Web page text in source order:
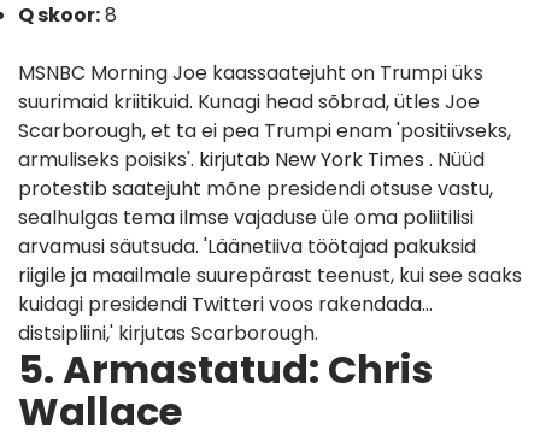
Q skoor:8
MSNBC Morning Joe kaassaatejuht on Trumpi üks
suurimaid kriitikuid. Kunagi head sõbrad, ütles Joe
Scarborough, et ta ei pea Trumpi enam 'positiivseks,
armuliseks poisiks'. kirjutab New York Times . Nüüd
protestib saatejuht mõne presidendi otsuse vastu,
sealhulgas tema ilmse vajaduse üle oma poliitilisi
arvamusi säutsuda. 'Läänetiiva töötajad pakuksid
riigile ja maailmale suurepärast teenust, kui see saaks
kuidagi presidendi Twitteri voos rakendada…
distsipliini,' kirjutas Scarborough.
5. Armastatud: Chris
Wallace